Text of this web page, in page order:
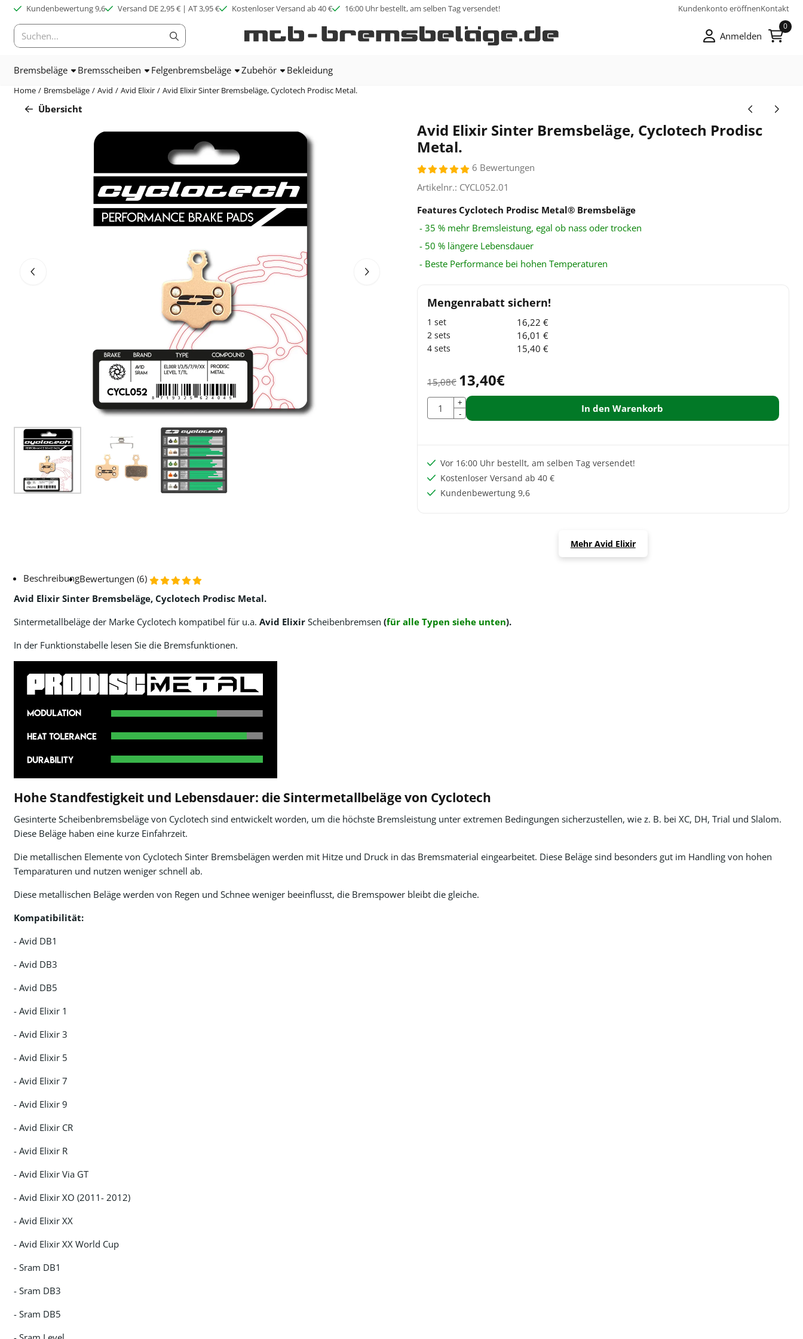
Cookie-Einstellungen verfügbar. Einstellungen wählen oder alle Cookies zulassen.
Kundenbewertung 9,6 Versand DE 2,95 € | AT 3,95 € Kostenloser Versand ab 40 € 16:00 Uhr bestellt, am selben Tag versendet! Kundenkonto eröffnenKontakt
Suche
Anmelden
0
Bremsbeläge Bremsscheiben Felgenbremsbeläge Zubehör Bekleidung
Home / Bremsbeläge / Avid / Avid Elixir / Avid Elixir Sinter Bremsbeläge, Cyclotech Prodisc Metal.
Übersicht
Avid Elixir Sinter Bremsbeläge, Cyclotech Prodisc
Metal.
6 Bewertungen
Artikelnr.: CYCL052.01
Features Cyclotech Prodisc Metal® Bremsbeläge
- 35 % mehr Bremsleistung, egal ob nass oder trocken
- 50 % längere Lebensdauer
- Beste Performance bei hohen Temperaturen
16,22 €
16,01 €
15,40 €
15,08€ 13,40€
Anzahl
+
-
In den Warenkorb
Vor 16:00 Uhr bestellt, am selben Tag versendet!
Kostenloser Versand ab 40 €
Kundenbewertung 9,6
Mehr Avid Elixir
BeschreibungBewertungen (6)
Avid Elixir Sinter Bremsbeläge, Cyclotech Prodisc Metal.
Sintermetallbeläge der Marke Cyclotech kompatibel für u.a.Avid ElixirScheibenbremsen(für alle Typen siehe unten).
In der Funktionstabelle lesen Sie die Bremsfunktionen.
Hohe Standfestigkeit und Lebensdauer: die Sintermetallbeläge von Cyclotech
Gesinterte Scheibenbremsbeläge von Cyclotech sind entwickelt worden, um die höchste Bremsleistung unter extremen Bedingungen sicherzustellen, wie z. B. bei XC, DH, Trial und Slalom.
Diese Beläge haben eine kurze Einfahrzeit.
Die metallischen Elemente von Cyclotech Sinter Bremsbelägen werden mit Hitze und Druck in das Bremsmaterial eingearbeitet. Diese Beläge sind besonders gut im Handling von hohen
Temparaturen und nutzen weniger schnell ab.
Diese metallischen Beläge werden von Regen und Schnee weniger beeinflusst, die Bremspower bleibt die gleiche.
Kompatibilität:
- Avid DB1
- Avid DB3
- Avid DB5
- Avid Elixir 1
- Avid Elixir 3
- Avid Elixir 5
- Avid Elixir 7
- Avid Elixir 9
- Avid Elixir CR
- Avid Elixir R
- Avid Elixir Via GT
- Avid Elixir XO (2011- 2012)
- Avid Elixir XX
- Avid Elixir XX World Cup
- Sram DB1
- Sram DB3
- Sram DB5